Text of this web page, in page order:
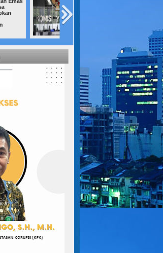
Lolos dari Saringan
KY, Kini Menanti
Persetujuan DPR